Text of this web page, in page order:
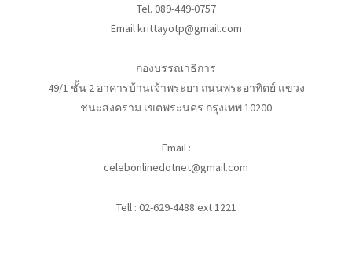
Tel. 089-449-0757
Email krittayotp@gmail.com
กองบรรณาธิการ
49/1 ชั้น 2 อาคารบ้านเจ้าพระยา ถนนพระอาทิตย์ แขวง
ชนะสงคราม เขตพระนคร กรุงเทพ 10200
Email :
celebonlinedotnet@gmail.com
Tell : 02-629-4488 ext 1221